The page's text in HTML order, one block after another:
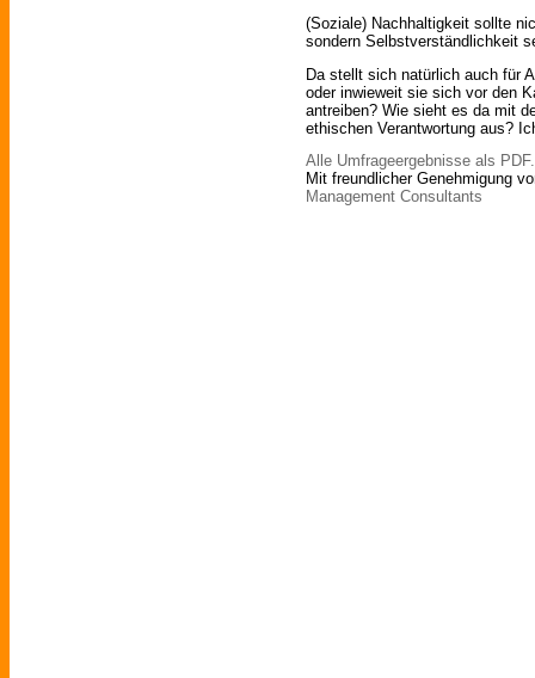
(Soziale) Nachhaltigkeit sollte
sondern Selbstverständlichkeit
Da stellt sich natürlich auch für
oder inwieweit sie sich vor den
antreiben? Wie sieht es da mit
ethischen Verantwortung aus?
Alle Umfrageergebnisse als PDF.
Mit freundlicher Genehmigung
Management Consultants